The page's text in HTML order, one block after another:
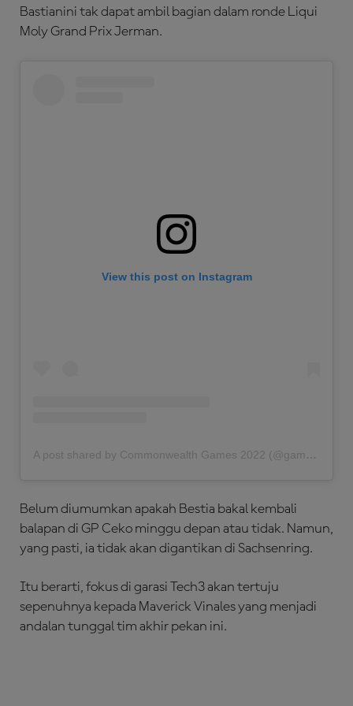
Bastianini tak dapat ambil bagian dalam ronde Liqui
Moly Grand Prix Jerman.
View this post on Instagram
A post shared by Commonwealth Games 2022 (@gamescommonwealth)
Belum diumumkan apakah Bestia bakal kembali
balapan di GP Ceko minggu depan atau tidak. Namun,
yang pasti, ia tidak akan digantikan di Sachsenring.
Itu berarti, fokus di garasi Tech3 akan tertuju
sepenuhnya kepada Maverick Vinales yang menjadi
andalan tunggal tim akhir pekan ini.